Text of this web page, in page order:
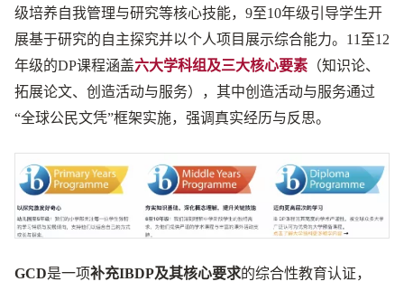
级培养自我管理与研究等核心技能，9至10年级引导学生开
展基于研究的自主探究并以个人项目展示综合能力。11至12
年级的DP课程涵盖六大学科组及三大核心要素 （知识论、
拓展论文、创造活动与服务），其中创造活动与服务通过
“全球公民文凭”框架实施，强调真实经历与反思。
GCD是一项补充IBDP及其核心要求的综合性教育认证，